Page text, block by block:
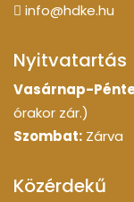
info@hdke.hu
Nyitvatartás
Vasárnap-
órakor zár.)
Szombat: Zárva
Közérdekű